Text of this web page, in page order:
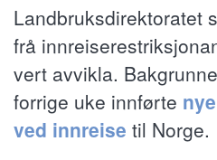
Landbruksdirektoratet
frå
vert avvikla.
forrige uke innførte
ved innreise til Norge.